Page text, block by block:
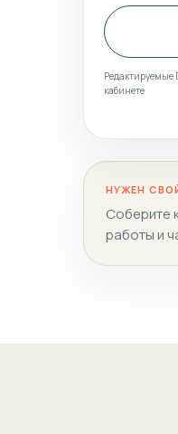
Редактируемые
кабинете
НУЖЕН
Соберите
работы и